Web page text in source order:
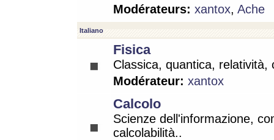
Modérateurs: xantox, Ache
Italiano
Fisica
Classica, quantica, relatività,
Modérateur: xantox
Calcolo
Scienze dell'informazione,
calcolabilità..